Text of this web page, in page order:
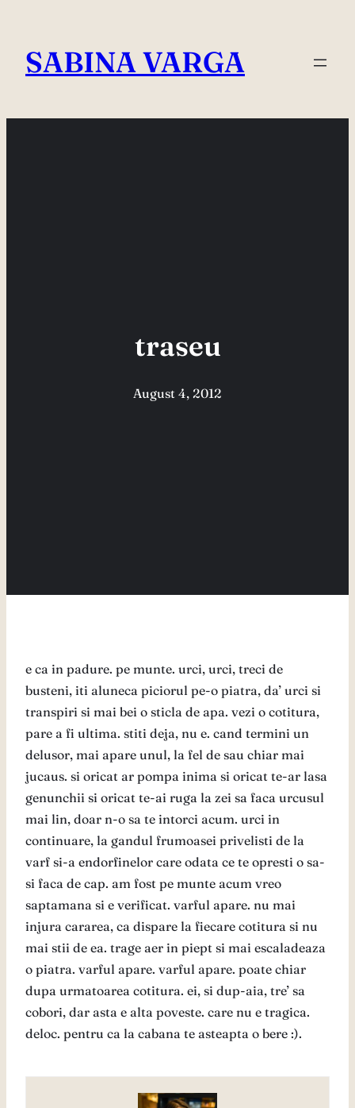
content
SABINA VARGA
traseu
August 4, 2012
e ca in padure. pe munte. urci, urci, treci de
busteni, iti aluneca piciorul pe-o piatra, da’ urci si
transpiri si mai bei o sticla de apa. vezi o cotitura,
pare a fi ultima. stiti deja, nu e. cand termini un
delusor, mai apare unul, la fel de sau chiar mai
jucaus. si oricat ar pompa inima si oricat te-ar lasa
genunchii si oricat te-ai ruga la zei sa faca urcusul
mai lin, doar n-o sa te intorci acum. urci in
continuare, la gandul frumoasei privelisti de la
varf si-a endorfinelor care odata ce te opresti o sa-
si faca de cap. am fost pe munte acum vreo
saptamana si e verificat. varful apare. nu mai
injura cararea, ca dispare la fiecare cotitura si nu
mai stii de ea. trage aer in piept si mai escaladeaza
o piatra. varful apare. varful apare. poate chiar
dupa urmatoarea cotitura. ei, si dup-aia, tre’ sa
cobori, dar asta e alta poveste. care nu e tragica.
deloc. pentru ca la cabana te asteapta o bere :).